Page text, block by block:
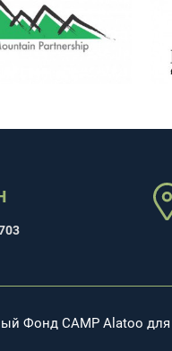
Фонд CAMP Alatoo